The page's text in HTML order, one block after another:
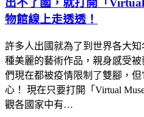
出不了國，就打開「
物館線上走透透！
許多人出國就為了到世界各大
種美麗的藝術作品，親身感受
們現在都被疫情限制了雙腳，
心！ 現在只要打開「Virtual
觀各國家中有…